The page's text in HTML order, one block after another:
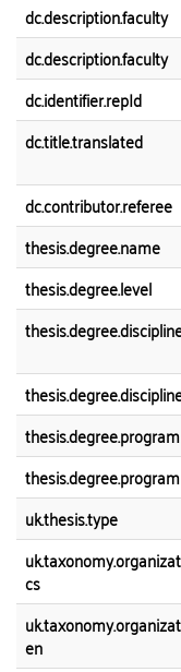
dc.description.faculty
dc.description.faculty
dc.identifier.repId
dc.title.translated
dc.contributor.referee
thesis.degree.name
thesis.degree.level
thesis.degree.program
thesis.degree.program
uk.thesis.type
cs
en